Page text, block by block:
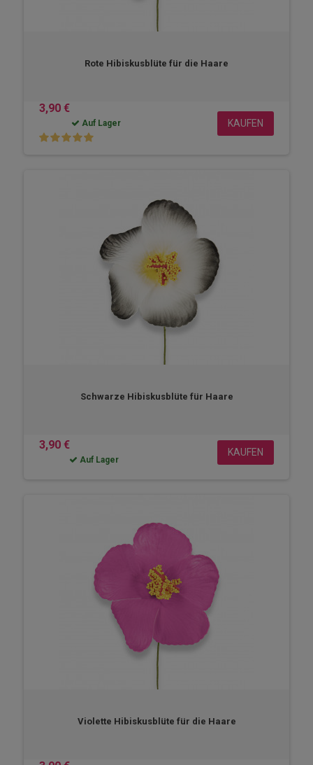
Rote Hibiskusblüte für die Haare
3,90 €
Auf Lager KAUFEN
Schwarze Hibiskusblüte für Haare
3,90 €
Auf Lager
KAUFEN
Violette Hibiskusblüte für die Haare